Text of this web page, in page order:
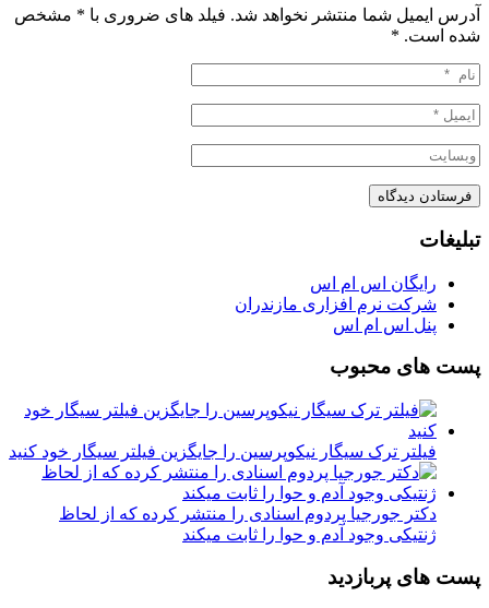
آدرس ایمیل شما منتشر نخواهد شد. فیلد های ضروری با * مشخص
شده است. *
تبلیغات
رایگان اس ام اس
شرکت نرم افزاری مازندران
پنل اس ام اس
پست های محبوب
فیلتر ترک سیگار نیکوپرسین را جایگزین فیلتر سیگار خود کنید
دکتر جورجیا پردوم اسنادی را منتشر کرده که از لحاظ
ژنتیکی وجود آدم و حوا را ثابت میکند
پست های پربازدید